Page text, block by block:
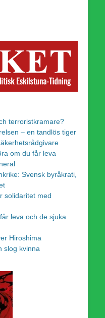
terroristkramare?
– en tandlös tiger
om du får leva
Svensk byråkrati,
solidaritet med
leva och de sjuka
Hiroshima
slog kvinna